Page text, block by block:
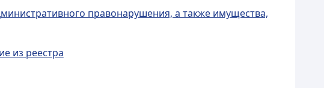
правонарушения, а также имущества,
из реестра